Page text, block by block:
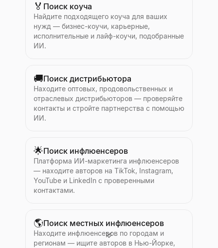
🏅 Поиск коуча
Найдите подходящего коуча для ваших
нужд — бизнес-коучи, карьерные,
исполнительные и лайф-коучи, подобранные
ИИ.
🚚Поиск дистрибьютора
Находите оптовых, продовольственных и
отраслевых дистрибьюторов — проверяйте
контакты и стройте партнерства с помощью
ИИ.
🌟Поиск инфлюенсеров
Платформа ИИ-маркетинга инфлюенсеров
— находите авторов на TikTok, Instagram,
YouTube и LinkedIn с проверенными
контактами.
🌎Поиск местных инфлюенсеров
Находите инфлюенсеров по городам и
регионам — ищите авторов в Нью-Йорке,